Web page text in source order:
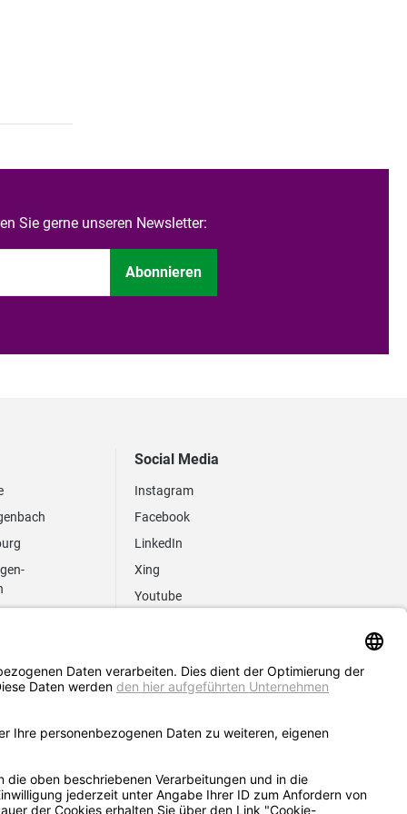
Sie gerne unseren Newsletter:
Abonnieren
Social Media
Instagram
Facebook
LinkedIn
Xing
Youtube